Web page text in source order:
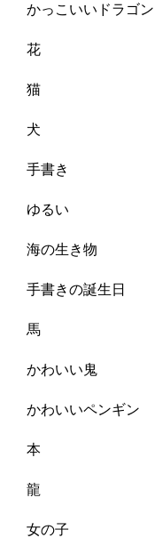
かっこいいドラゴン
花
猫
犬
手書き
ゆるい
海の生き物
手書きの誕生日
馬
かわいい鬼
かわいいペンギン
本
龍
女の子